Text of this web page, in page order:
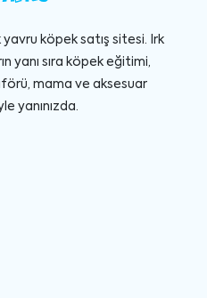
yavru köpek satış sitesi. Irk
yanı sıra köpek eğitimi,
mama ve aksesuar
yanınızda.